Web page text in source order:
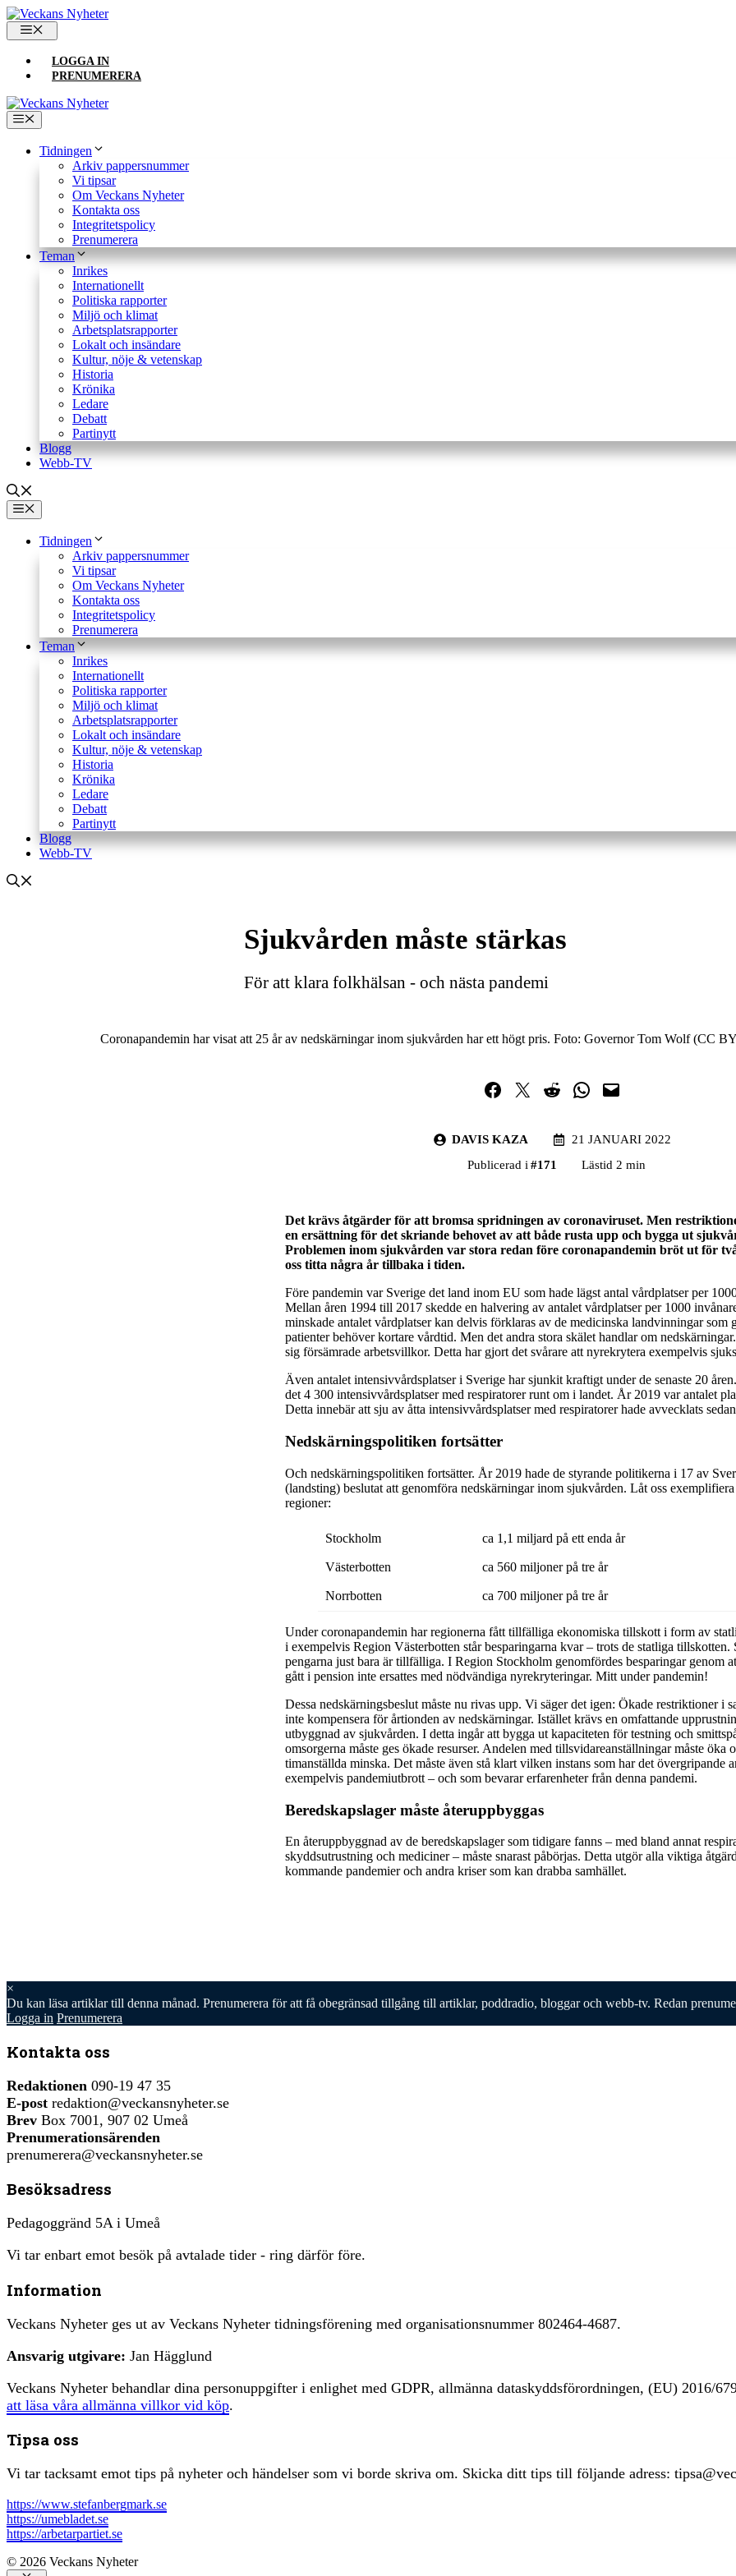
Hoppa
till
innehåll
LOGGA IN
PRENUMERERA
Meny
Tidningen
Arkiv pappersnummer
Vi tipsar
Om Veckans Nyheter
Kontakta oss
Integritetspolicy
Prenumerera
Teman
Inrikes
Internationellt
Politiska rapporter
Miljö och klimat
Arbetsplatsrapporter
Lokalt och insändare
Kultur, nöje & vetenskap
Historia
Krönika
Ledare
Debatt
Partinytt
Blogg
Webb-TV
Meny
Tidningen
Arkiv pappersnummer
Vi tipsar
Om Veckans Nyheter
Kontakta oss
Integritetspolicy
Prenumerera
Teman
Inrikes
Internationellt
Politiska rapporter
Miljö och klimat
Arbetsplatsrapporter
Lokalt och insändare
Kultur, nöje & vetenskap
Historia
Krönika
Ledare
Debatt
Partinytt
Blogg
Webb-TV
Sjukvården måste stärkas
För att klara folkhälsan - och nästa pandemi
Coronapandemin har visat att 25 år av nedskärningar inom sjukvården har ett högt pris. Foto: Governor Tom Wolf (CC
Dela på Facebook
Dela på TwitterDela på RedditDela i WhatsApp
Maila en länk
DAVIS KAZA
21 JANUARI 2022
Publicerad i #171 Lästid 2 min
Det krävs åtgärder för att bromsa spridningen av coronaviruset. Men
en ersättning för det skriande behovet av att både rusta upp och bygga ut
Problemen inom sjukvården var stora redan före coronapandemin bröt ut för
oss titta några år tillbaka i tiden.
Före pandemin var Sverige det land inom EU som hade lägst antal vårdplatser per
Mellan åren 1994 till 2017 skedde en halvering av antalet vårdplatser per 1000
minskade antalet vårdplatser kan delvis förklaras av de medicinska landvinningar som
patienter behöver kortare vårdtid. Men det andra stora skälet handlar om
sig försämrade arbetsvillkor. Detta har gjort det svårare att nyrekrytera exempelvis
Även antalet intensivvårdsplatser i Sverige har sjunkit kraftigt under de senaste 20
det 4 300 intensivvårdsplatser med respiratorer runt om i landet. År 2019 var antalet
Detta innebär att sju av åtta intensivvårdsplatser med respiratorer hade avvecklats
Nedskärningspolitiken fortsätter
Och nedskärningspolitiken fortsätter. År 2019 hade de styrande politikerna i 17 av
(landsting) beslutat att genomföra nedskärningar inom sjukvården. Låt oss
regioner:
Stockholm ca 1,1 miljard på ett enda år
Västerbotten ca 560 miljoner på tre år
Norrbotten ca 700 miljoner på tre år
Under coronapandemin har regionerna fått tillfälliga ekonomiska tillskott i form av
i exempelvis Region Västerbotten står besparingarna kvar – trots de statliga tillskotten.
pengarna just bara är tillfälliga. I Region Stockholm genomfördes besparingar genom
gått i pension inte ersattes med nödvändiga nyrekryteringar. Mitt under pandemin!
Dessa nedskärningsbeslut måste nu rivas upp. Vi säger det igen: Ökade restriktioner i
inte kompensera för årtionden av nedskärningar. Istället krävs en omfattande
utbyggnad av sjukvården. I detta ingår att bygga ut kapaciteten för testning och
omsorgerna måste ges ökade resurser. Andelen med tillsvidareanställningar måste öka
timanställda minska. Det måste även stå klart vilken instans som har det övergripande
exempelvis pandemiutbrott – och som bevarar erfarenheter från denna pandemi.
Beredskapslager måste återuppbyggas
En återuppbyggnad av de beredskapslager som tidigare fanns – med bland annat
skyddsutrustning och mediciner – måste snarast påbörjas. Detta utgör alla viktiga
kommande pandemier och andra kriser som kan drabba samhället.
×
Du kan läsa artiklar till denna månad. Prenumerera för att få obegränsad tillgång till artiklar, poddradio, bloggar och webb-tv. Redan
Logga in Prenumerera
Kontakta oss
Redaktionen 090-19 47 35
E-post redaktion@veckansnyheter.se
Brev Box 7001, 907 02 Umeå
Prenumerationsärenden
prenumerera@veckansnyheter.se
Besöksadress
Pedagoggränd 5A i Umeå
Vi tar enbart emot besök på avtalade tider - ring därför före.
Information
Veckans Nyheter ges ut av Veckans Nyheter tidningsförening med organisationsnummer 802464-4687.
Ansvarig utgivare: Jan Hägglund
Veckans Nyheter behandlar dina personuppgifter i enlighet med GDPR, allmänna dataskyddsförordningen, (EU) 2016/
att läsa våra allmänna villkor vid köp.
Tipsa oss
Vi tar tacksamt emot tips på nyheter och händelser som vi borde skriva om. Skicka ditt tips till följande adress:
https://www.stefanbergmark.se
https://umebladet.se
https://arbetarpartiet.se
© 2026 Veckans Nyheter